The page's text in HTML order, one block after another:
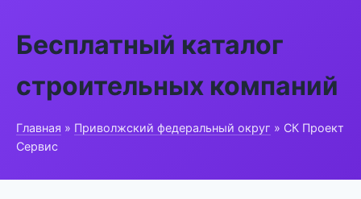
Бесплатный каталог
строительных компаний
Главная » Приволжский федеральный округ » СК Проект
Сервис